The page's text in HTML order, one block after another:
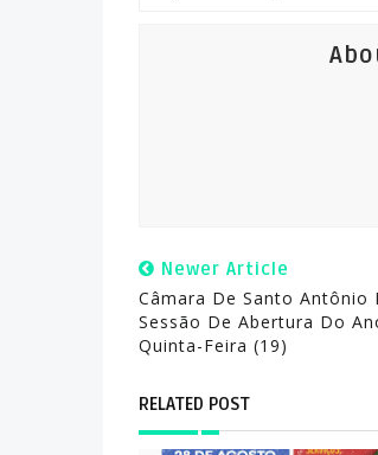
Newer Article
Câmara De Santo Antônio
Sessão De Abertura Do
Quinta-Feira (19)
RELATED POST